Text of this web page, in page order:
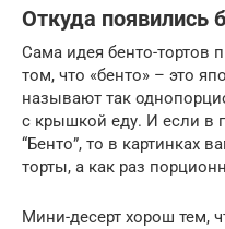
Откуда появились
Сама идея бенто-тортов
том, что «бенто» – это
называют так
с крышкой еду. И если в
“Бенто”, то в картинках
торты, а как раз
Мини-десерт хорош тем,